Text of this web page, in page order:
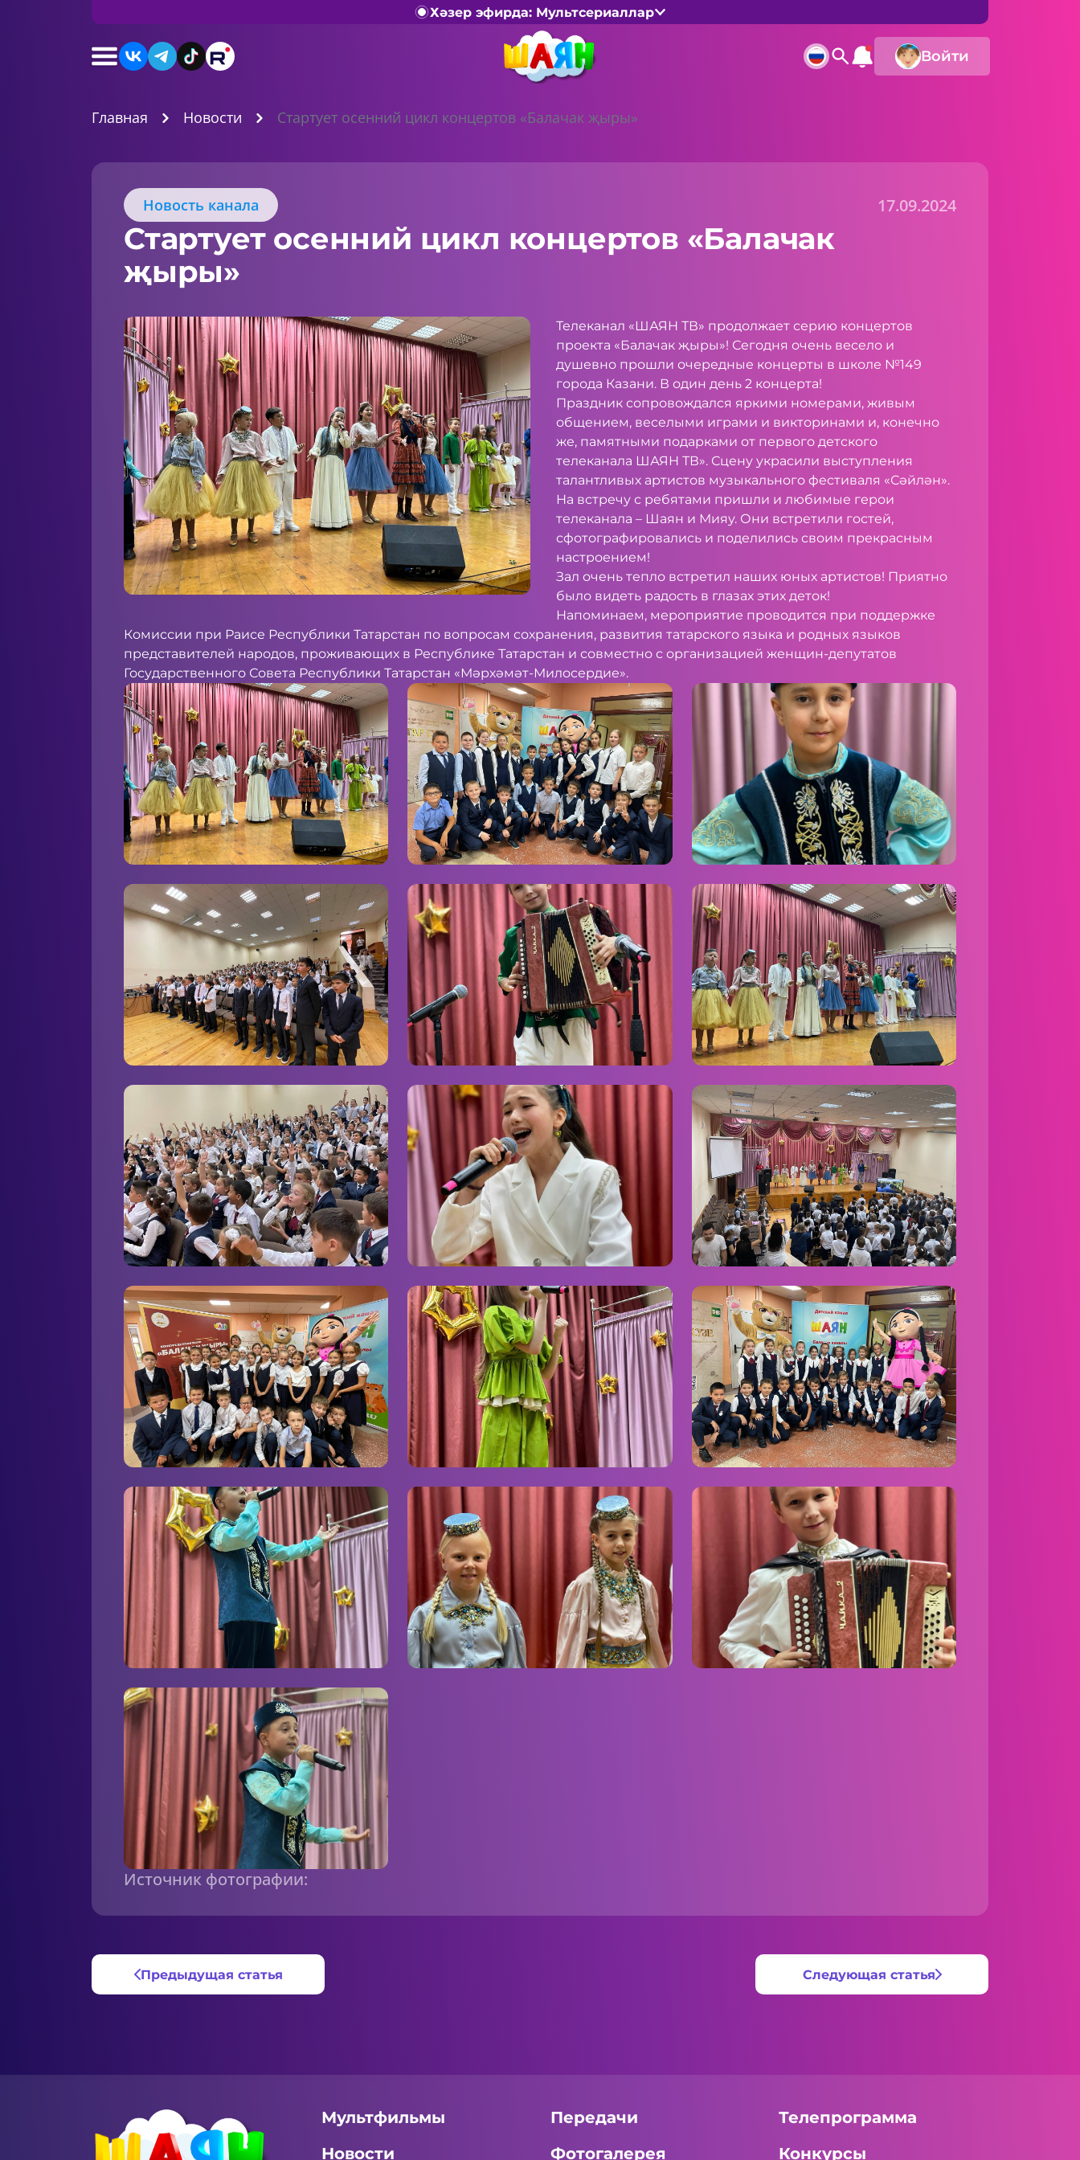
Хәзер эфирда: Мультсериаллар
Войти
Главная Новости Стартует осенний цикл концертов «Балачак җыры»
Новость канала 17.09.2024
Стартует осенний цикл концертов «Балачак
җыры»
Телеканал «ШАЯН ТВ» продолжает серию концертов
проекта «Балачак җыры»! Сегодня очень весело и
душевно прошли очередные концерты в школе №149
города Казани. В один день 2 концерта!
Праздник сопровождался яркими номерами, живым
общением, веселыми играми и викторинами и, конечно
же, памятными подарками от первого детского
телеканала ШАЯН ТВ». Сцену украсили выступления
талантливых артистов музыкального фестиваля «Сәйлән».
На встречу с ребятами пришли и любимые герои
телеканала – Шаян и Мияу. Они встретили гостей,
сфотографировались и поделились своим прекрасным
настроением!
Зал очень тепло встретил наших юных артистов! Приятно
было видеть радость в глазах этих деток!
Напоминаем, мероприятие проводится при поддержке
Комиссии при Раисе Республики Татарстан по вопросам сохранения, развития татарского языка и родных языков
представителей народов, проживающих в Республике Татарстан и совместно с организацией женщин-депутатов
Государственного Совета Республики Татарстан «Мәрхәмәт-Милосердие».
Источник фотографии:
Предыдущая статья Следующая статья
Мультфильмы Передачи
Телепрограмма
Новости
Фотогалерея Конкурсы